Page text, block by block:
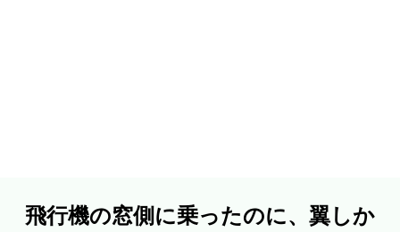
飛行機の窓側に乗ったのに、翼しか